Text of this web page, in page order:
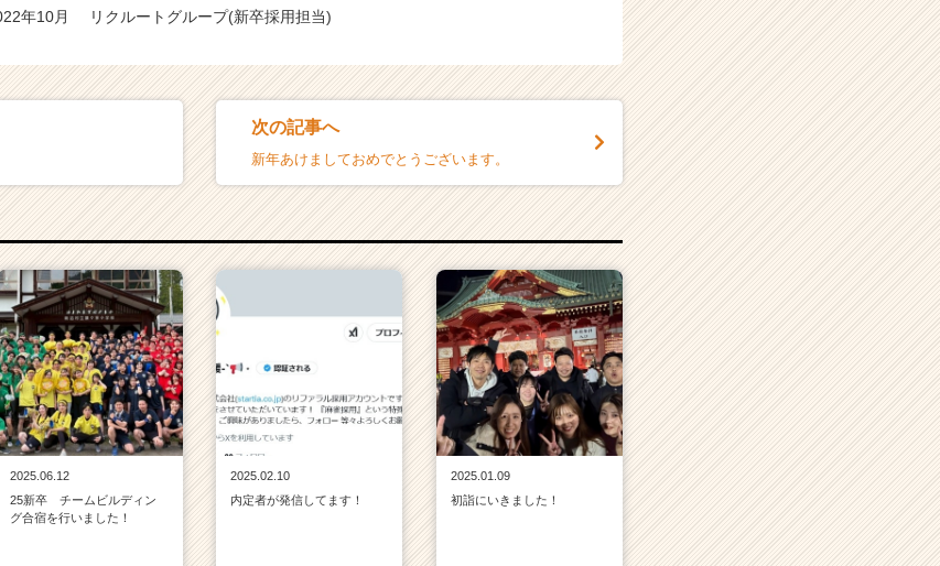
年10月 リクルートグループ(新卒採用担当)
次の記事へ
新年あけましておめでとうございます。
2025.06.12
25新卒 チームビルディン
グ合宿を行いました！
2025.02.10
内定者が発信してます！
2025.01.09
初詣にいきました！